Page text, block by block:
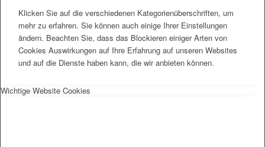
Klicken Sie auf die verschiedenen Kategorienüberschriften, um
mehr zu erfahren. Sie können auch einige Ihrer Einstellungen
ändern. Beachten Sie, dass das Blockieren einiger Arten von
Cookies Auswirkungen auf Ihre Erfahrung auf unseren Websites
und auf die Dienste haben kann, die wir anbieten können.
Wichtige Website Cookies